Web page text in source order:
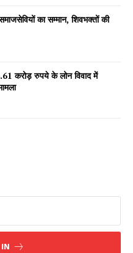
on AIN
का सम्मान, शिवभक्तों की
करोड़ रुपये के लोन विवाद में